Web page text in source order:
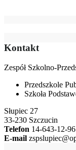
Kontakt
Zespół Szkolno-
Przedszkole
Szkoła
Słupiec 27
33-230 Szczucin
Telefon 14-643-12-96
E-mail